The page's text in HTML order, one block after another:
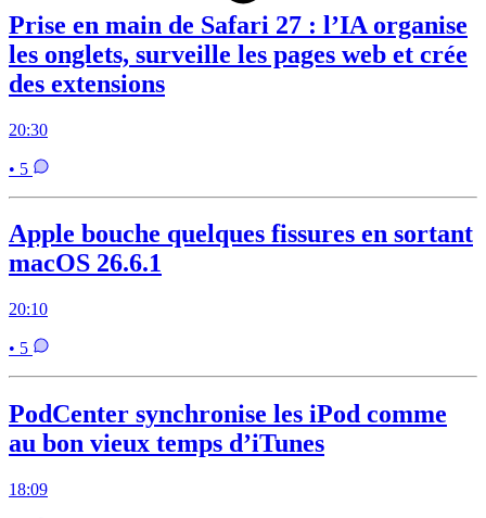
Prise en main de Safari 27 : l’IA organise
les onglets, surveille les pages web et crée
des extensions
20:30
• 5
Apple bouche quelques fissures en sortant
macOS 26.6.1
20:10
• 5
PodCenter synchronise les iPod comme
au bon vieux temps d’iTunes
18:09